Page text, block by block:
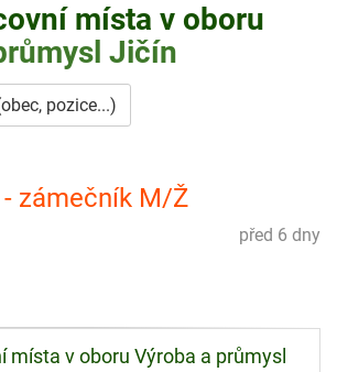
místa v oboru
Jičín
pozice...)
zámečník M/Ž
před 6 dny
místa v oboru Výroba a průmysl